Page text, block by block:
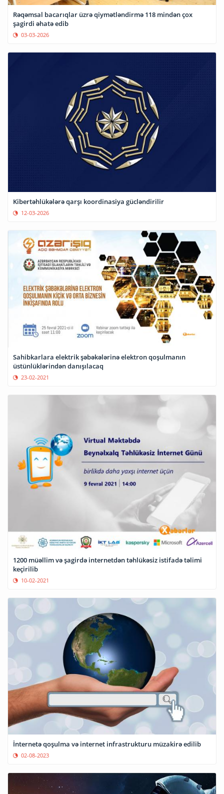
Rəqəmsal bacarıqlar üzrə qiymətləndirmə 118 mindən çox
şagirdi əhatə edib
03-03-2026
Kibertəhlükələrə qarşı koordinasiya gücləndirilir
12-03-2026
Sahibkarlara elektrik şəbəkələrinə elektron qoşulmanın
üstünlüklərindən danışılacaq
23-02-2021
1200 müəllim və şagirdə internetdən təhlükəsiz istifadə təlimi
keçirilib
10-02-2021
İnternetə qoşulma və internet infrastrukturu müzakirə edilib
02-08-2023